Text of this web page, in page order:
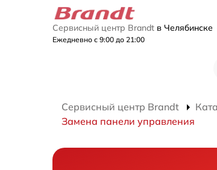
Сервисный центр Brandt в Челябинске
Ежедневно с 9:00 до 21:00
Сервисный центр Brandt
Замена панели управления